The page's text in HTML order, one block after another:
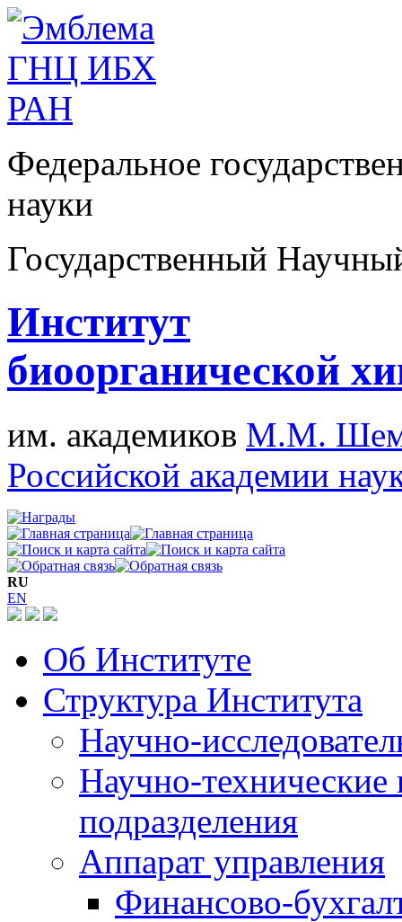
Федеральное
науки
Государственный
Институт
биоорганической
им. академиков М.М.
Российской академии
RU
EN
Об Институте
Структура Института
Научно-
Научно-технические
подразделения
Аппарат управления
Финансово-